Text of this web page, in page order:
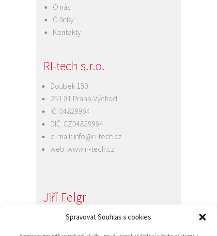
Spravovat Souhlas s cookies
O nás
Články
Kontakty
RI-tech s.r.o.
Doubek 150
251 01 Praha-Východ
IČ: 04829964
DIČ: CZ04829964
e-mail: info@ri-tech.cz
web: www.ri-tech.cz
Jiří Felgr
Jednatel společnosti